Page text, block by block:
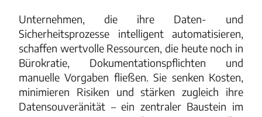
Unternehmen, die ihre Daten- und
Sicherheitsprozesse intelligent automatisieren,
schaffen wertvolle Ressourcen, die heute noch in
Bürokratie, Dokumentationspflichten und
manuelle Vorgaben fließen. Sie senken Kosten,
minimieren Risiken und stärken zugleich ihre
Datensouveränität – ein zentraler Baustein im